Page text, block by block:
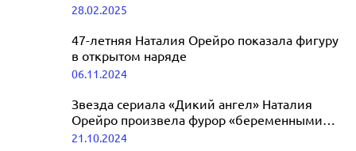
28.02.2025
47-летняя Наталия Орейро показала фигуру
в открытом наряде
06.11.2024
Звезда сериала «Дикий ангел» Наталия
Орейро произвела фурор «беременными»
фото
21.10.2024